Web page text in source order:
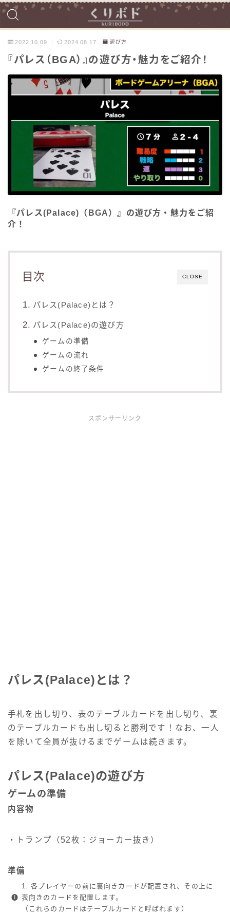
2022.10.09 2024.08.17 遊び方
『パレス（BGA）』の遊び方・魅力をご紹介！
『パレス(Palace)（BGA）』の遊び方・魅力をご紹
介！
CLOSE
目次
パレス(Palace)とは？
パレス(Palace)の遊び方
ゲームの準備
ゲームの流れ
ゲームの終了条件
スポンサーリンク
パレス(Palace)とは？
手札を出し切り、表のテーブルカードを出し切り、裏
のテーブルカードも出し切ると勝利です！なお、一人
を除いて全員が抜けるまでゲームは続きます。
パレス(Palace)の遊び方
ゲームの準備
内容物
・トランプ（52枚：ジョーカー抜き）
準備
❶
1. 各プレイヤーの前に裏向きカードが配置され、その上に
表向きのカードを配置します。
（これらのカードはテーブルカードと呼ばれます）